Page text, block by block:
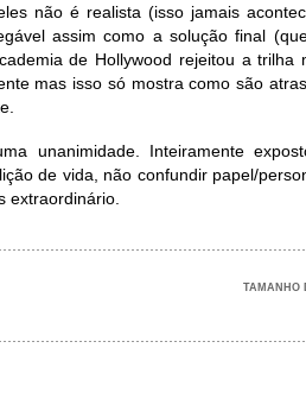
não é realista (isso jamais
assim como a solução final
de Hollywood rejeitou a trilha
mas isso só mostra como são
unanimidade. Inteiramente
de vida, não confundir papel/
extraordinário.
TAMANHO